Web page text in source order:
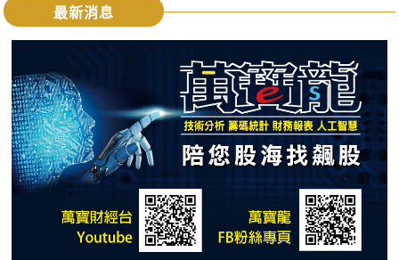
最新消息